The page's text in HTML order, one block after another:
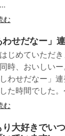
む
わせだなー」
じめていただ
時、おいしい
わせだなー」
た時間でした
む
り大好きでい